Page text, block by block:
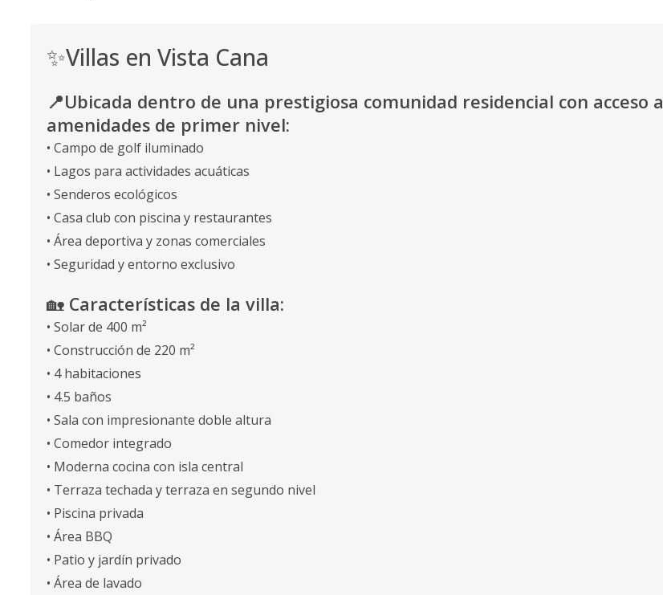
✨Villas en Vista Cana
📍Ubicada dentro de una prestigiosa comunidad residencial con acceso a
amenidades de primer nivel:
• Campo de golf iluminado
• Lagos para actividades acuáticas
• Senderos ecológicos
• Casa club con piscina y restaurantes
• Área deportiva y zonas comerciales
• Seguridad y entorno exclusivo
🏡 Características de la villa:
• Solar de 400 m²
• Construcción de 220 m²
• 4 habitaciones
• 4.5 baños
• Sala con impresionante doble altura
• Comedor integrado
• Moderna cocina con isla central
• Terraza techada y terraza en segundo nivel
• Piscina privada
• Área BBQ
• Patio y jardín privado
• Área de lavado